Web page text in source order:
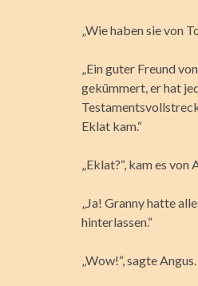
„Wie haben sie von
„Ein guter Freund
gekümmert, er hat
Eklat kam.“
„Eklat?“, kam es von
„Ja! Granny hatte
hinterlassen.“
„Wow!“, sagte Angus.